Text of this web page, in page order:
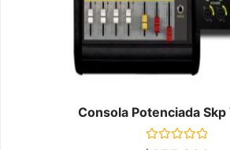
Consola Potenciada Skp